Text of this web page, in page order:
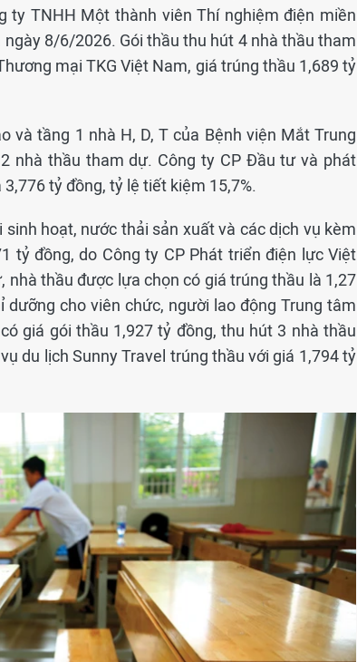
ty TNHH Một thành viên Thí nghiệm điện miền
8/6/2026. Gói thầu thu hút 4 nhà thầu tham
mại TKG Việt Nam, giá trúng thầu 1,689 tỷ
và tầng 1 nhà H, D, T của Bệnh viện Mắt Trung
nhà thầu tham dự. Công ty CP Đầu tư và phát
tỷ đồng, tỷ lệ tiết kiệm 15,7%.
hoạt, nước thải sản xuất và các dịch vụ kèm
tỷ đồng, do Công ty CP Phát triển điện lực Việt
thầu được lựa chọn có giá trúng thầu là 1,27
cho viên chức, người lao động Trung tâm
giá gói thầu 1,927 tỷ đồng, thu hút 3 nhà thầu
du lịch Sunny Travel trúng thầu với giá 1,794 tỷ